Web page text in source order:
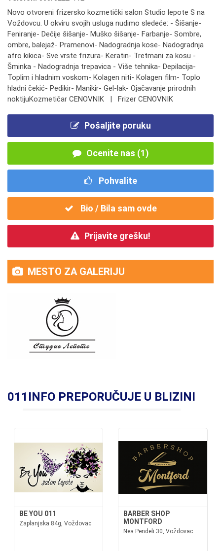
Novo otvoreni frizersko kozmetički salon Studio lepote S na
Voždovcu. U okviru svojih usluga nudimo sledeće: - Šišanje-
Feniranje- Dečije šišanje- Muško šišanje- Farbanje- Sombre,
ombre, balejaž- Pramenovi- Nadogradnja kose- Nadogradnja
afro kikica- Sve vrste frizura- Keratin- Tretmani za kosu -
Šminka - Nadogradnja trepavica - Više tehnika- Depilacija-
Toplim i hladnim voskom- Kolagen niti- Kolagen film- Toplo
hladni čekić- Pedikir- Manikir- Gel-lak- Ojačavanje prirodnih
noktijuKozmetičar CENOVNIK | Frizer CENOVNIK
Pošaljite poruku
Ocenite nas (1)
Pohvalite
Bio / Bila sam ovde
Prijavite grešku!
MESTO ZA GALERIJU
011INFO PREPORUČUJE U BLIZINI
BE YOU 011
Zaplanjska 84g, Voždovac
BARBER SHOP
MONTFORD
Nea Pendeli 30, Voždovac